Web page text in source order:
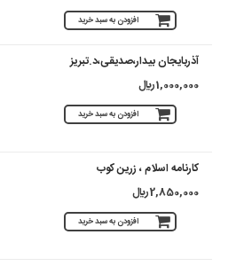
افزودن به سبد خرید
آذربایجان بیدار،صدیقی،د.تبریز
1,000,000 ريال
افزودن به سبد خرید
کارنامه اسلام ، زرین کوب
2,850,000 ريال
افزودن به سبد خرید